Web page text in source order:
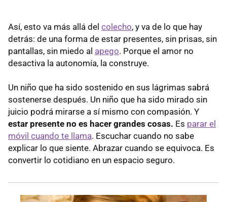
Así, esto va más allá del colecho, y va de lo que hay
detrás: de una forma de estar presentes, sin prisas, sin
pantallas, sin miedo al apego. Porque el amor no
desactiva la autonomía, la construye.
Un niño que ha sido sostenido en sus lágrimas sabrá
sostenerse después. Un niño que ha sido mirado sin
juicio podrá mirarse a sí mismo con compasión. Y
estar presente no es hacer grandes cosas. Es parar el
móvil cuando te llama. Escuchar cuando no sabe
explicar lo que siente. Abrazar cuando se equivoca. Es
convertir lo cotidiano en un espacio seguro.